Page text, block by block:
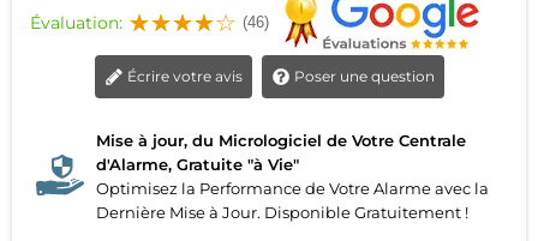
Évaluation: (46)
Écrire votre avis Poser une question
Mise à jour, du Micrologiciel de Votre Centrale
d'Alarme, Gratuite "à Vie"
Optimisez la Performance de Votre Alarme avec la
Dernière Mise à Jour. Disponible Gratuitement !